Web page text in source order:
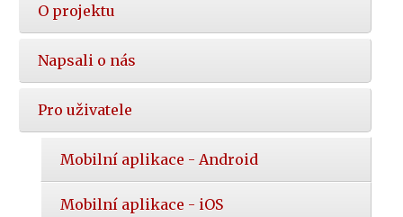
O projektu
Napsali o nás
Pro uživatele
Mobilní aplikace - Android
Mobilní aplikace - iOS